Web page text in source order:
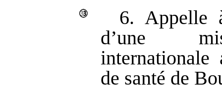
6. Appelle
d’une
internationale
de santé de